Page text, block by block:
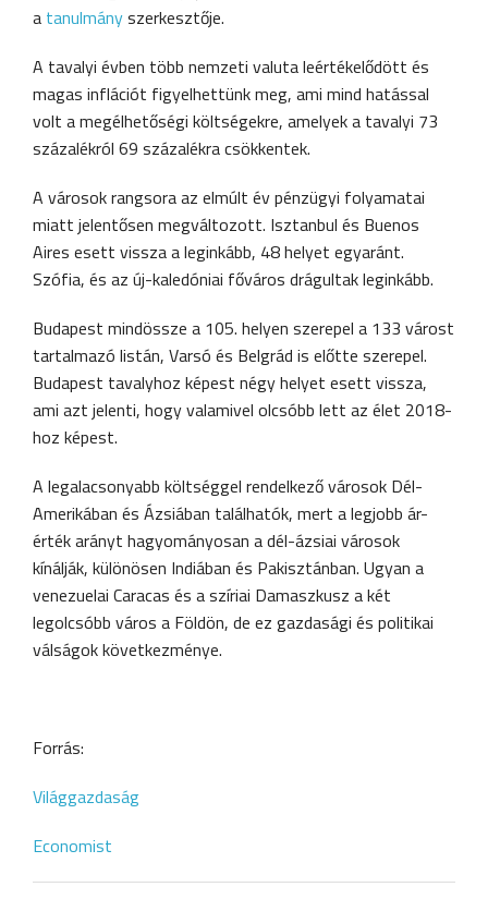
a tanulmányszerkesztője.
A tavalyi évben több nemzeti valuta leértékelődött és
magas inflációt figyelhettünk meg, ami mind hatással
volt a megélhetőségi költségekre, amelyek a tavalyi 73
százalékról 69 százalékra csökkentek.
A városok rangsora az elmúlt év pénzügyi folyamatai
miatt jelentősen megváltozott. Isztanbul és Buenos
Aires esett vissza a leginkább, 48 helyet egyaránt.
Szófia, és az új-kaledóniai főváros drágultak leginkább.
Budapest mindössze a 105. helyen szerepel a 133 várost
tartalmazó listán, Varsó és Belgrád is előtte szerepel.
Budapest tavalyhoz képest négy helyet esett vissza,
ami azt jelenti, hogy valamivel olcsóbb lett az élet 2018-
hoz képest.
A legalacsonyabb költséggel rendelkező városok Dél-
Amerikában és Ázsiában találhatók, mert a legjobb ár-
érték arányt hagyományosan a dél-ázsiai városok
kínálják, különösen Indiában és Pakisztánban. Ugyan a
venezuelai Caracas és a szíriai Damaszkusz a két
legolcsóbb város a Földön, de ez gazdasági és politikai
válságok következménye.
Forrás:
Világgazdaság
Economist